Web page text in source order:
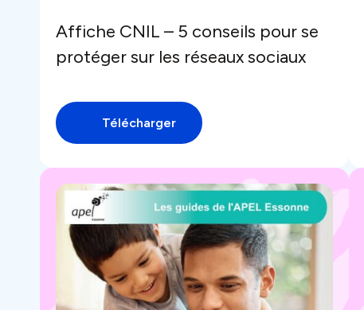
Affiche CNIL – 5 conseils pour se
protéger sur les réseaux sociaux
Télécharger